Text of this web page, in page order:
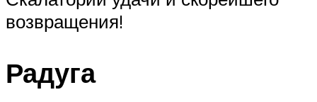
возвращения!
Радуга